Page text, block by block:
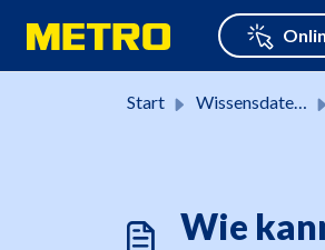
Zum hauptsächlichen
Start Wissensdatenbank
Wie